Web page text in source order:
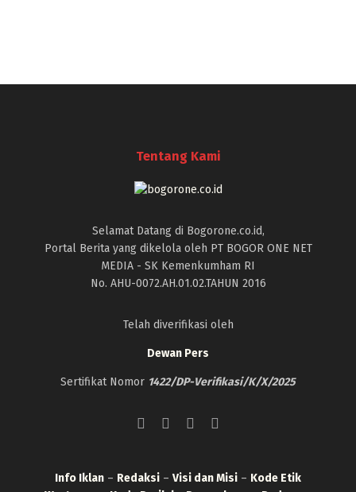
Tentang Kami
Selamat Datang di Bogorone.co.id,
Portal Berita yang dikelola oleh PT BOGOR ONE NET
MEDIA - SK Kemenkumham RI
No. AHU-0072.AH.01.02.TAHUN 2016
Telah diverifikasi oleh
Dewan Pers
Sertifikat Nomor 1422/DP-Verifikasi/K/X/2025
Info Iklan – Redaksi – Visi dan Misi – Kode Etik